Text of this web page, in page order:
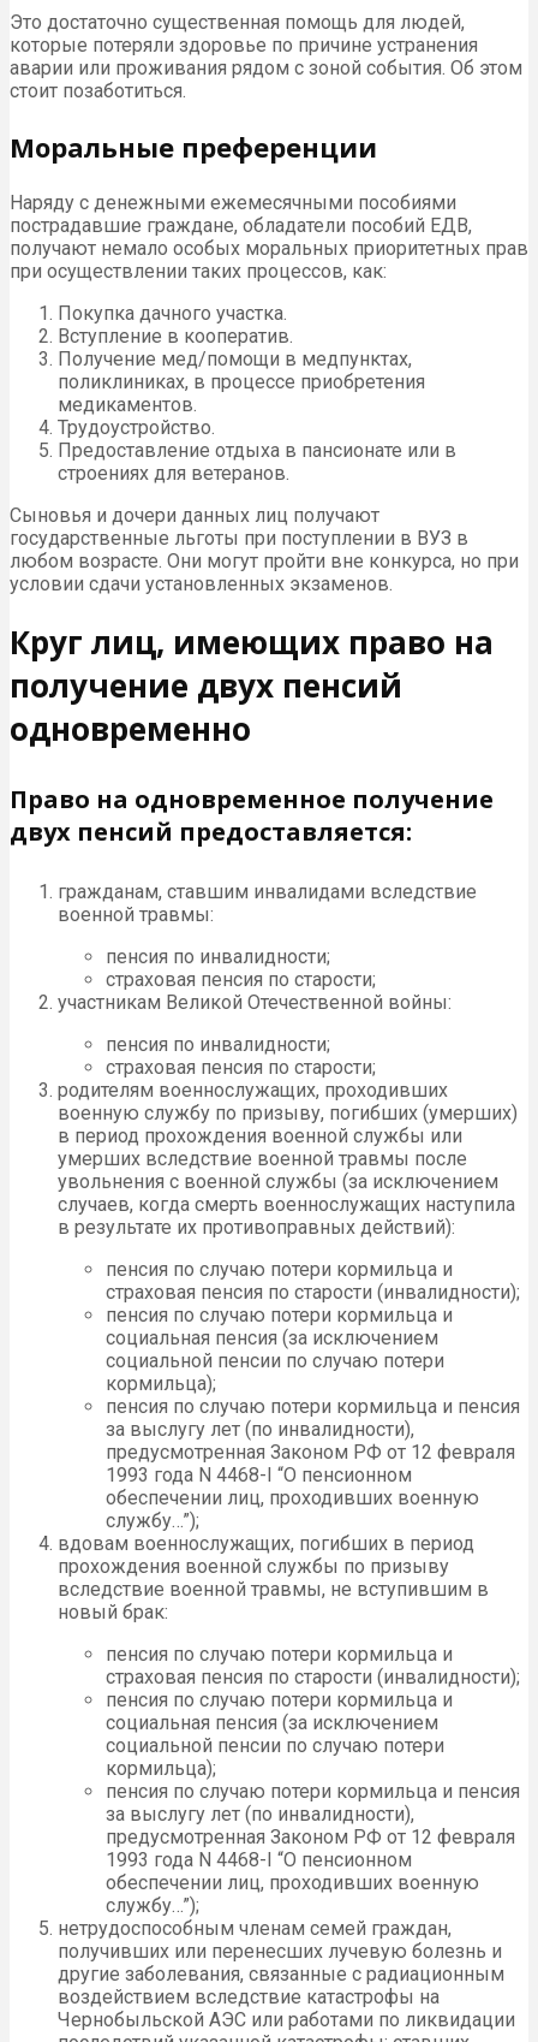
Это достаточно существенная помощь для людей,
которые потеряли здоровье по причине устранения
аварии или проживания рядом с зоной события. Об этом
стоит позаботиться.
Моральные преференции
Наряду с денежными ежемесячными пособиями
пострадавшие граждане, обладатели пособий ЕДВ,
получают немало особых моральных приоритетных прав
при осуществлении таких процессов, как:
Покупка дачного участка.
Вступление в кооператив.
Получение мед/помощи в медпунктах,
поликлиниках, в процессе приобретения
медикаментов.
Трудоустройство.
Предоставление отдыха в пансионате или в
строениях для ветеранов.
Сыновья и дочери данных лиц получают
государственные льготы при поступлении в ВУЗ в
любом возрасте. Они могут пройти вне конкурса, но при
условии сдачи установленных экзаменов.
Круг лиц, имеющих право на
получение двух пенсий
одновременно
Право на одновременное получение
двух пенсий предоставляется:
гражданам, ставшим инвалидами вследствие
военной травмы:
пенсия по инвалидности;
страховая пенсия по старости;
участникам Великой Отечественной войны:
пенсия по инвалидности;
страховая пенсия по старости;
родителям военнослужащих, проходивших
военную службу по призыву, погибших (умерших)
в период прохождения военной службы или
умерших вследствие военной травмы после
увольнения с военной службы (за исключением
случаев, когда смерть военнослужащих наступила
в результате их противоправных действий):
пенсия по случаю потери кормильца и
страховая пенсия по старости (инвалидности);
пенсия по случаю потери кормильца и
социальная пенсия (за исключением
социальной пенсии по случаю потери
кормильца);
пенсия по случаю потери кормильца и пенсия
за выслугу лет (по инвалидности),
предусмотренная Законом РФ от 12 февраля
1993 года N 4468-I “О пенсионном
обеспечении лиц, проходивших военную
службу…”);
вдовам военнослужащих, погибших в период
прохождения военной службы по призыву
вследствие военной травмы, не вступившим в
новый брак:
пенсия по случаю потери кормильца и
страховая пенсия по старости (инвалидности);
пенсия по случаю потери кормильца и
социальная пенсия (за исключением
социальной пенсии по случаю потери
кормильца);
пенсия по случаю потери кормильца и пенсия
за выслугу лет (по инвалидности),
предусмотренная Законом РФ от 12 февраля
1993 года N 4468-I “О пенсионном
обеспечении лиц, проходивших военную
службу…”);
нетрудоспособным членам семей граждан,
получивших или перенесших лучевую болезнь и
другие заболевания, связанные с радиационным
воздействием вследствие катастрофы на
Чернобыльской АЭС или работами по ликвидации